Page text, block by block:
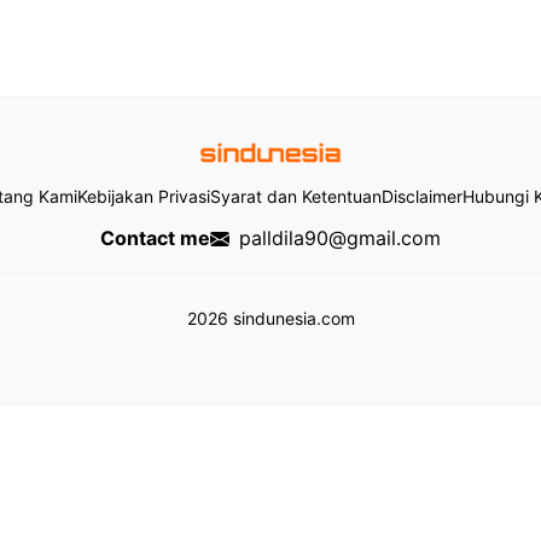
KamiKebijakan PrivasiSyarat dan KetentuanDisclaimerHubungi
Contact me palldila90@gmail.com
2026 sindunesia.com